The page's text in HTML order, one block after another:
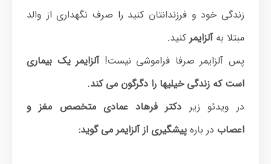
زندگی خود و فرزندانتان کنید را صرف نگهداری از والد
مبتلا بهآلزایمر کنید.
پس آلزایمر صرفا فراموشی نیست!آلزایمر یک بیماری
است که زندگی خیلیها را دگرگون می کند.
در ویدئو زیر دکتر فرهاد عمادی متخصص مغز و
اعصاب در باره پیشگیری از آلزایمر می گوید: